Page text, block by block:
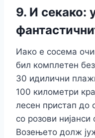
9. И секако:
Иако е сосема
бил комплетен
30 идилични
100 километри
лесен пристап до
со розови
Возењето долж